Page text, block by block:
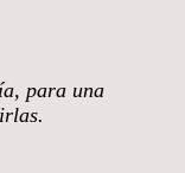
para una